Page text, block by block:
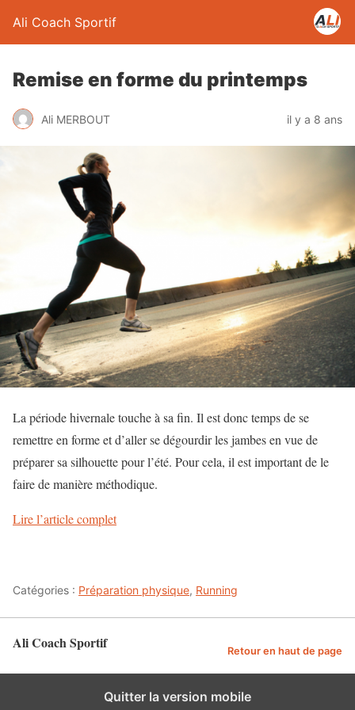
Ali Coach Sportif
Remise en forme du printemps
Ali MERBOUT il y a 8 ans
La période hivernale touche à sa fin. Il est donc temps de se
remettre en forme et d’aller se dégourdir les jambes en vue de
préparer sa silhouette pour l’été. Pour cela, il est important de le
faire de manière méthodique.
Lire l’article complet
Catégories : Préparation physique, Running
Ali Coach Sportif Retour en haut de page
Quitter la version mobile